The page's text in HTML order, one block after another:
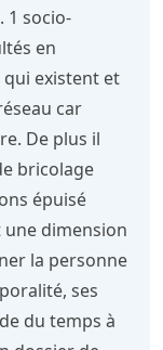
1 socio-
en
qui existent et
car
De plus il
bricolage
épuisé
une dimension
la personne
ses
du temps à